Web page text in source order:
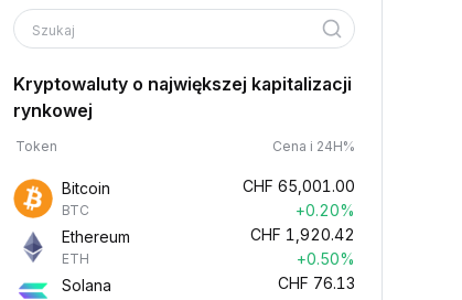
Szukaj
Kryptowaluty o największej kapitalizacji
rynkowej
Token Cena i 24H%
Bitcoin
BTC
CHF 65,001.00
+0.20%
Ethereum
ETH
CHF 1,920.42
+0.50%
Solana
CHF 76.13